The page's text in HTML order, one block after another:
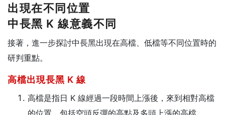
出現在不同位置
中長黑 K 線意義不同
接著，進一步探討中長黑出現在高檔、低檔等不同位置時的
研判重點。
高檔出現長黑 K 線
高檔是指日 K 線經過一段時間上漲後，來到相對高檔
的位置，包括空頭反彈的高點及多頭上漲的高檔。